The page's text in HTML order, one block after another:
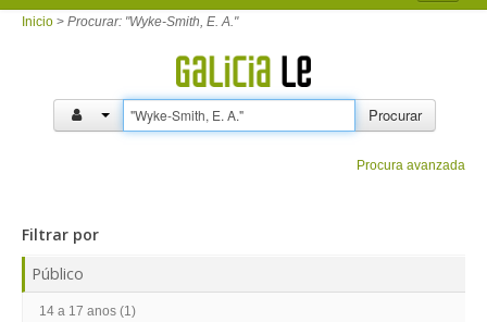
INICIO
PRÉSTAMO
PREGUNTAS FRECUENTES
ENTRAR
Inicio > Procurar: "Wyke-Smith, E. A."
Procurar
Procura avanzada
Filtrar por
Público
14 a 17 anos (1)